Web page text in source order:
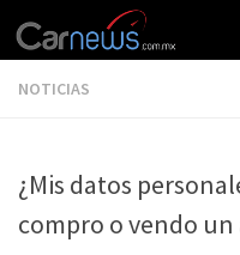
NOTICIAS
¿Mis datos
compro o vendo